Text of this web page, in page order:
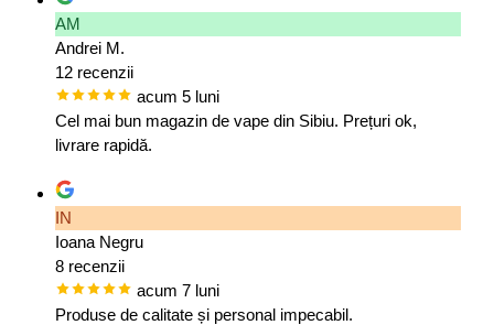
AM
Andrei M.
12 recenzii
acum 5 luni
Cel mai bun magazin de vape din Sibiu. Prețuri ok,
livrare rapidă.
IN
Ioana Negru
8 recenzii
acum 7 luni
Produse de calitate și personal impecabil.